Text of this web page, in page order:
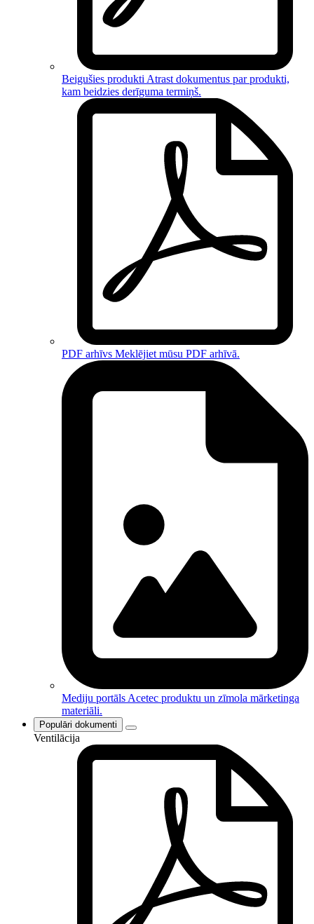
Beigušies produkti Atrast dokumentus parprodukti,
kam beidzies derīguma termiņš.
PDF arhīvs Meklējiet mūsu PDF arhīvā.
Mediju portāls Acetec produktu un zīmola mārketinga
materiāli.
Populāri dokumenti
Ventilācija